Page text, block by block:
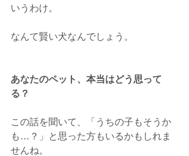
いうわけ。
なんて賢い犬なんでしょう。
あなたのペット、本当はどう思って
る？
この話を聞いて、「うちの子もそうか
も…？」と思った方もいるかもしれま
せんね。